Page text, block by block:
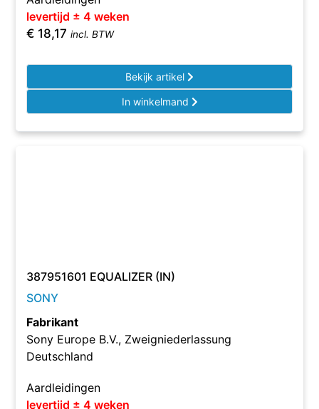
levertijd ± 4 weken
€ 18,17 incl. BTW
Bekijk artikel
In winkelmand
387951601 EQUALIZER (IN)
SONY
Fabrikant
Sony Europe B.V., Zweigniederlassung
Deutschland
Aardleidingen
levertijd ± 4 weken